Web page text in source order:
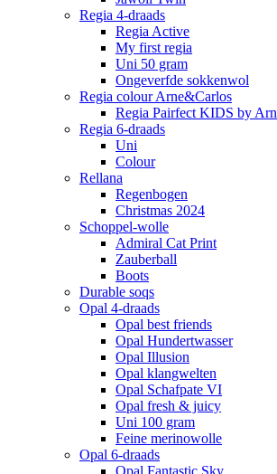
Regia 4-draads
Regia Active
My first regia
Uni 50 gram
Ongeverfde sokkenwol
Regia colour Arne&Carlos
Regia Pairfect KIDS by
Regia 6-draads
Uni
Colour
Rellana
Regenbogen
Christmas 2024
Schoppel-wolle
Admiral Cat Print
Zauberball
Boots
Durable soqs
Opal 4-draads
Opal best friends
Opal Hundertwasser
Opal Illusion
Opal klangwelten
Opal Schafpate VI
Opal fresh & juicy
Uni 100 gram
Feine merinowolle
Opal 6-draads